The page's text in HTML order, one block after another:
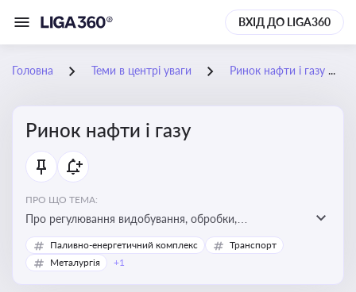
ВХІД ДО LIGA360
Головна Теми в центрі уваги Ринок нафти і газу
Ринок нафти і газу
ПРО ЩО ТЕМА:
Про регулювання видобування, обробки,
транспортування та реалізації нафти й природного
газу, що критично важливо для енергетичної безпеки,
Паливно-енергетичний комплекс
Транспорт
Металургія
+1